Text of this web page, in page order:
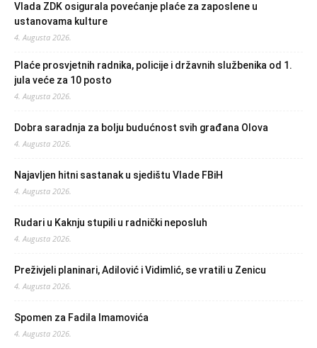
Vlada ZDK osigurala povećanje plaće za zaposlene u
ustanovama kulture
4. Augusta 2026.
Plaće prosvjetnih radnika, policije i državnih službenika od 1.
jula veće za 10 posto
4. Augusta 2026.
Dobra saradnja za bolju budućnost svih građana Olova
4. Augusta 2026.
Najavljen hitni sastanak u sjedištu Vlade FBiH
4. Augusta 2026.
Rudari u Kaknju stupili u radnički neposluh
4. Augusta 2026.
Preživjeli planinari, Adilović i Vidimlić, se vratili u Zenicu
4. Augusta 2026.
Spomen za Fadila Imamovića
4. Augusta 2026.